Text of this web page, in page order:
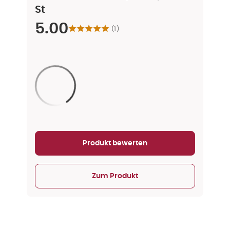
St
5.00 (1)
Aktualisieren...
Produkt bewerten
Zum Produkt